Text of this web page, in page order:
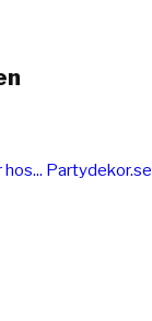
Partydekor.se